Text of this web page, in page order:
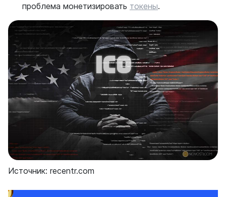
проблема монетизировать токены.
Источник: recentr.com